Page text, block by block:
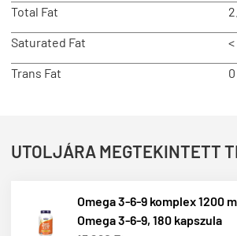
Total Fat
Saturated Fat
Trans Fat
UTOLJÁRA MEGTEKINTETT
Omega 3-6-9 komplex 1200
Omega 3-6-9, 180 kapszula